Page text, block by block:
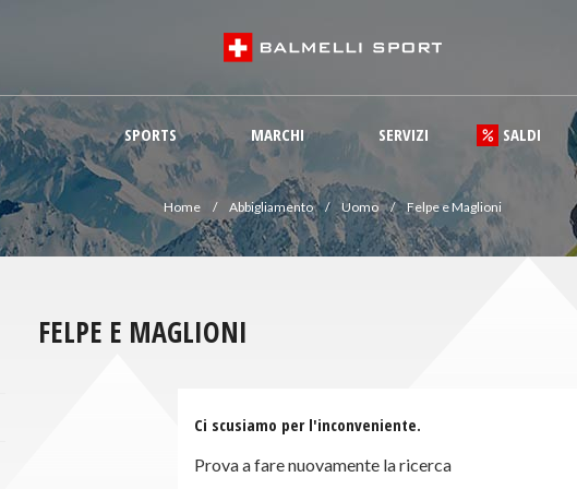
SPORTS MARCHI SERVIZI SALDI
Home Abbigliamento Uomo Felpe e Maglioni
FELPE E MAGLIONI
Ci scusiamo per l'inconveniente.
Prova a fare nuovamente la ricerca